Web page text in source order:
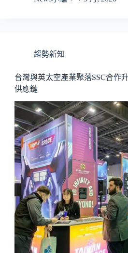
趨勢新知
台灣與英太空產業聚落SSC合作
供應鏈